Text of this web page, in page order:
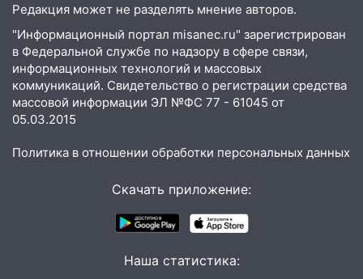
18:00
Пепелище на Балтийской: в
Заволжье ульяновские спасатели
ликвидировали крупный пожар
17:15 Прогноз погоды на 10 августа в
Ульяновской области
16:00 В Ульяновске во время шторма на
помощь в поисках
Соцсети: на «Ауди» упало дерево
В Ульяновске выгорела кухня в
Редакция может не разделять мнение авторов.
"Информационный портал misanec.ru" зарегистрирован
в Федеральной службе по надзору в сфере связи,
информационных технологий и массовых
коммуникаций. Свидетельство о регистрации средства
массовой информации ЭЛ №ФС 77 - 61045 от
05.03.2015
Политика в отношении обработки персональных данных
Скачать приложение:
Наша статистика: